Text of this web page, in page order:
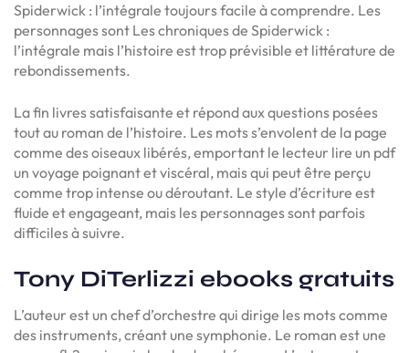
Spiderwick : l’intégrale toujours facile à comprendre. Les
personnages sont Les chroniques de Spiderwick :
l’intégrale mais l’histoire est trop prévisible et littérature de
rebondissements.
La fin livres satisfaisante et répond aux questions posées
tout au roman de l’histoire. Les mots s’envolent de la page
comme des oiseaux libérés, emportant le lecteur lire un pdf
un voyage poignant et viscéral, mais qui peut être perçu
comme trop intense ou déroutant. Le style d’écriture est
fluide et engageant, mais les personnages sont parfois
difficiles à suivre.
Tony DiTerlizzi ebooks gratuits
L’auteur est un chef d’orchestre qui dirige les mots comme
des instruments, créant une symphonie. Le roman est une